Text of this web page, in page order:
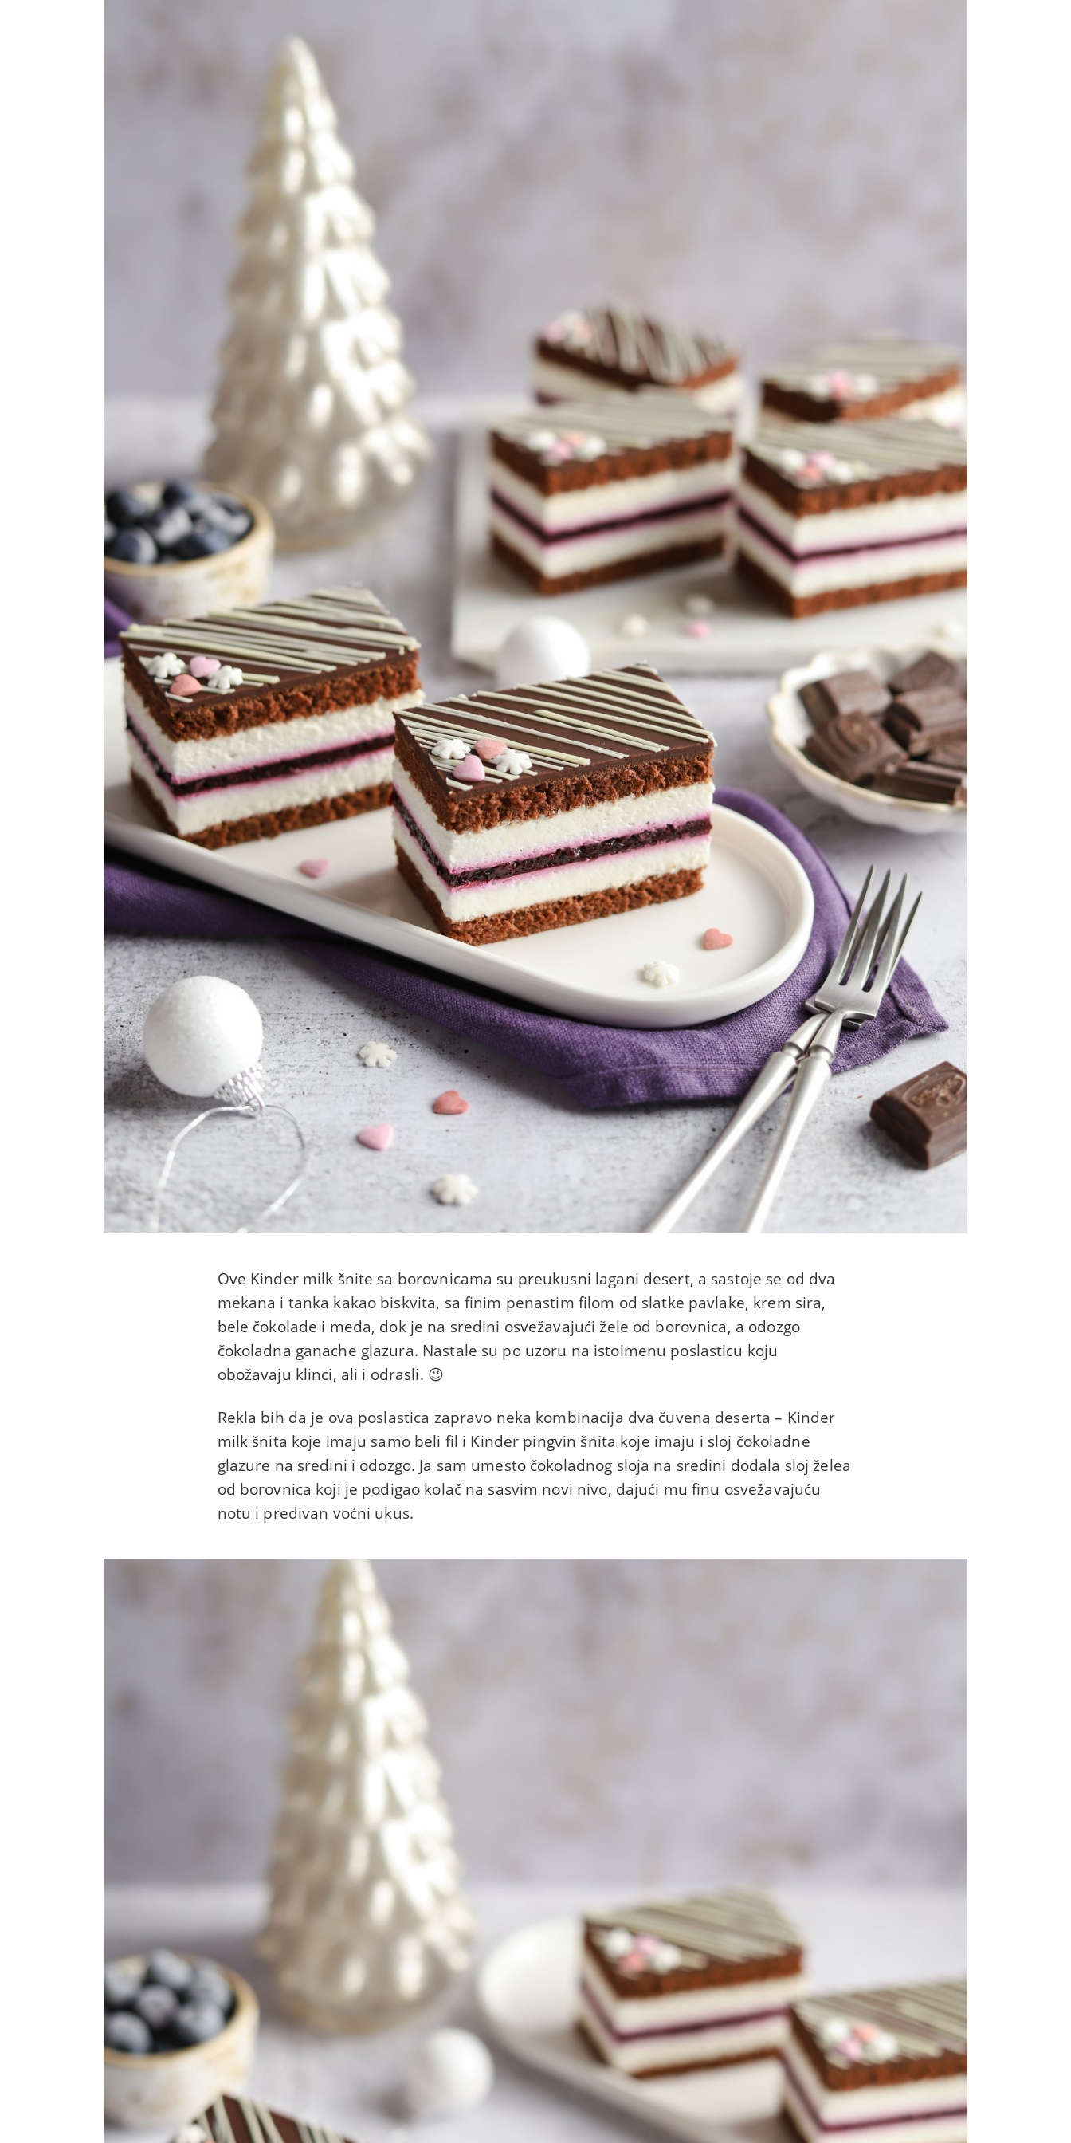
Ove Kinder milk šnite sa borovnicama su preukusni lagani desert, a sastoje se od dva
mekana i tanka kakao biskvita, sa finim penastim filom od slatke pavlake, krem sira,
bele čokolade i meda, dok je na sredini osvežavajući žele od borovnica, a odozgo
čokoladna ganache glazura. Nastale su po uzoru na istoimenu poslasticu koju
obožavaju klinci, ali i odrasli. 😉
Rekla bih da je ova poslastica zapravo neka kombinacija dva čuvena deserta – Kinder
milk šnita koje imaju samo beli fil i Kinder pingvin šnita koje imaju i sloj čokoladne
glazure na sredini i odozgo. Ja sam umesto čokoladnog sloja na sredini dodala sloj želea
od borovnica koji je podigao kolač na sasvim novi nivo, dajući mu finu osvežavajuću
notu i predivan voćni ukus.